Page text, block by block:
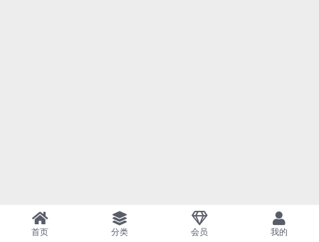
首页 分类 会员 我的